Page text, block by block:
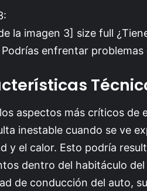
aspectos más críticos de
inestable cuando se ve
y el calor. Esto podría
dentro del habitáculo
de conducción del auto,